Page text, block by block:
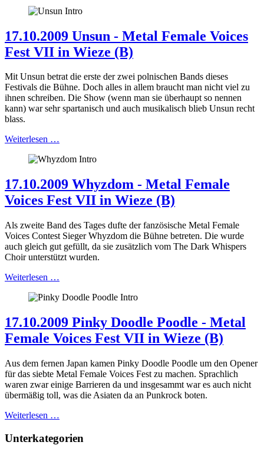
17.10.2009 Unsun - Metal Female Voices
Fest VII in Wieze (B)
Mit Unsun betrat die erste der zwei polnischen Bands dieses
Festivals die Bühne. Doch alles in allem braucht man nicht viel zu
ihnen schreiben. Die Show (wenn man sie überhaupt so nennen
kann) war sehr spartanisch und auch musikalisch blieb Unsun recht
blass.
Weiterlesen …
17.10.2009 Whyzdom - Metal Female
Voices Fest VII in Wieze (B)
Als zweite Band des Tages dufte der fanzösische Metal Female
Voices Contest Sieger Whyzdom die Bühne betreten. Die wurde
auch gleich gut gefüllt, da sie zusätzlich vom The Dark Whispers
Choir unterstützt wurden.
Weiterlesen …
17.10.2009 Pinky Doodle Poodle - Metal
Female Voices Fest VII in Wieze (B)
Aus dem fernen Japan kamen Pinky Doodle Poodle um den Opener
für das siebte Metal Female Voices Fest zu machen. Sprachlich
waren zwar einige Barrieren da und insgesammt war es auch nicht
übermäßig toll, was die Asiaten da an Punkrock boten.
Weiterlesen …
Unterkategorien